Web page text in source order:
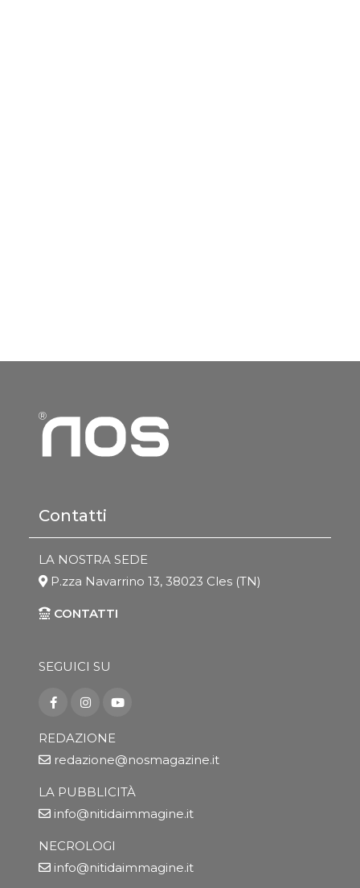
Contatti
LA NOSTRA SEDE
P.zza Navarrino 13, 38023 Cles (TN)
CONTATTI
SEGUICI SU
REDAZIONE
redazione@nosmagazine.it
LA PUBBLICITÀ
info@nitidaimmagine.it
NECROLOGI
info@nitidaimmagine.it